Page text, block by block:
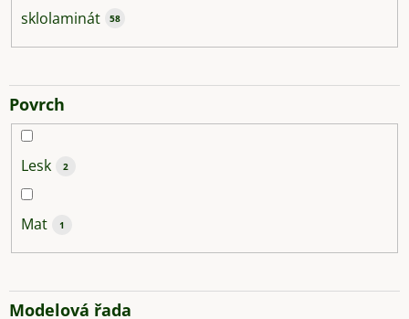
sklolaminát 58
Povrch
Lesk 2
Mat 1
Modelová řada